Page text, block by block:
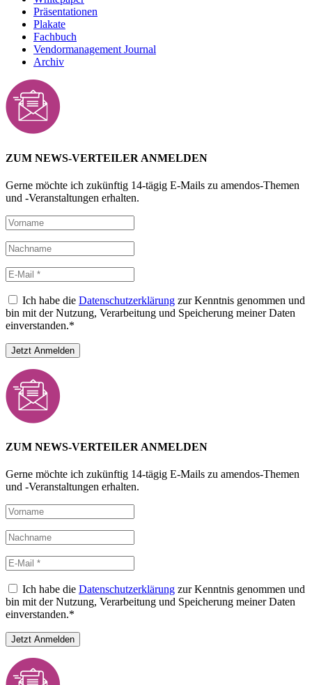
Präsentationen
Plakate
Fachbuch
Vendormanagement Journal
Archiv
ZUM NEWS-VERTEILER ANMELDEN
Gerne möchte ich zukünftig 14-tägig E-Mails zu amendos-Themen
und -Veranstaltungen erhalten.
Ich habe die Datenschutzerklärung zur Kenntnis genommen und
bin mit der Nutzung, Verarbeitung und Speicherung meiner Daten
einverstanden.*
ZUM NEWS-VERTEILER ANMELDEN
Gerne möchte ich zukünftig 14-tägig E-Mails zu amendos-Themen
und -Veranstaltungen erhalten.
Ich habe die Datenschutzerklärung zur Kenntnis genommen und
bin mit der Nutzung, Verarbeitung und Speicherung meiner Daten
einverstanden.*